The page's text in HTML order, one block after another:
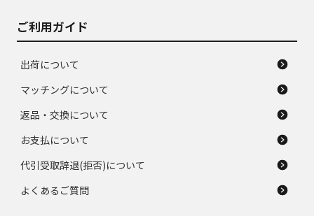
ご利用ガイド
出荷について
マッチングについて
返品・交換について
お支払について
代引受取辞退(拒否)について
よくあるご質問